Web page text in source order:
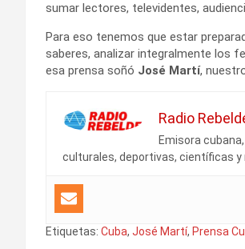
sumar lectores, televidentes,
Para eso tenemos que estar
saberes, analizar integralmente los
esa prensa soñó José Martí,
Radio
Emisora
culturales, deportivas, científicas
Etiquetas: Cuba, José Martí, Prensa